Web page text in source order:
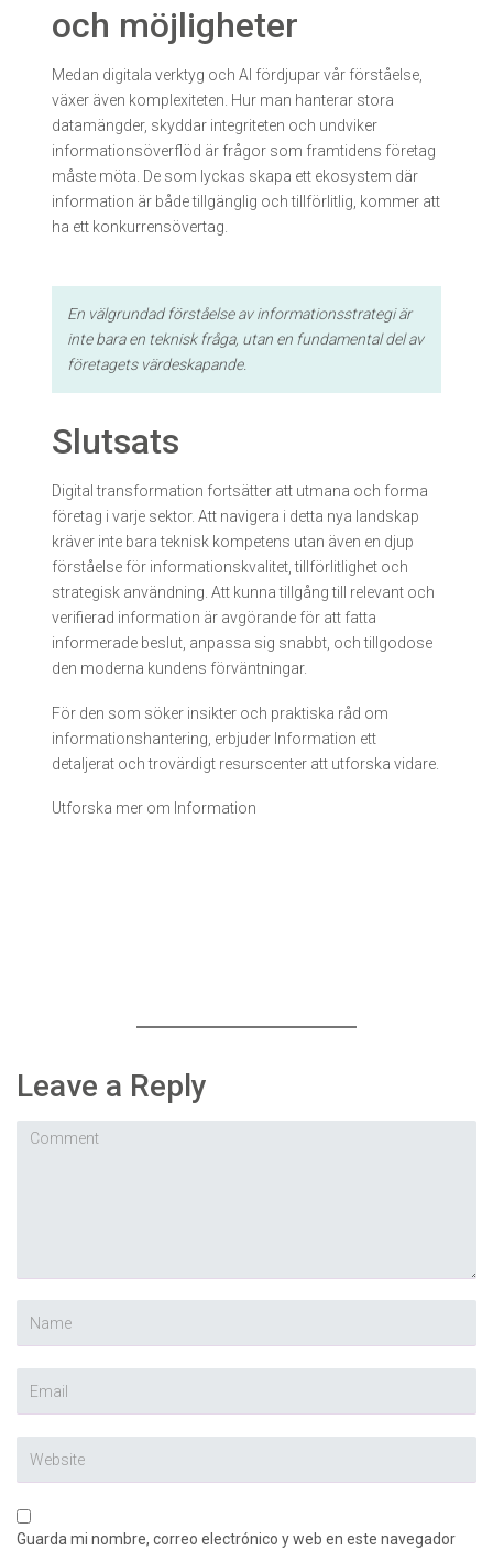
och möjligheter
Medan digitala verktyg och AI fördjupar vår förståelse,
växer även komplexiteten. Hur man hanterar stora
datamängder, skyddar integriteten och undviker
informationsöverflöd är frågor som framtidens företag
måste möta. De som lyckas skapa ett ekosystem där
information är både tillgänglig och tillförlitlig, kommer att
ha ett konkurrensövertag.
En välgrundad förståelse av informationsstrategi är
inte bara en teknisk fråga, utan en fundamental del av
företagets värdeskapande.
Slutsats
Digital transformation fortsätter att utmana och forma
företag i varje sektor. Att navigera i detta nya landskap
kräver inte bara teknisk kompetens utan även en djup
förståelse för informationskvalitet, tillförlitlighet och
strategisk användning. Att kunna tillgång till relevant och
verifierad information är avgörande för att fatta
informerade beslut, anpassa sig snabbt, och tillgodose
den moderna kundens förväntningar.
För den som söker insikter och praktiska råd om
informationshantering, erbjuder Information ett
detaljerat och trovärdigt resurscenter att utforska vidare.
Utforska mer om Information
Leave a Reply
Guarda mi nombre, correo electrónico y web en este navegador